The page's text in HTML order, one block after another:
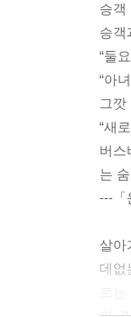
이른
청소
하이
비
당구
시
교통
초기
애쓰
하차
승객
승객
“둘
“아
그깟
“새
버스
는
---「
살아
데없